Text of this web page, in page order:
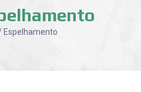
Espelhamento